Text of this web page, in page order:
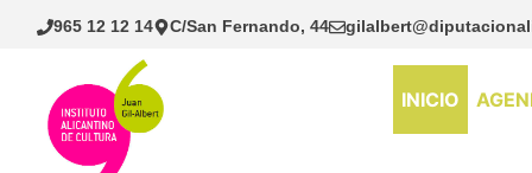
Saltar
965 12 12 14 C/San Fernando, 44
INICIO